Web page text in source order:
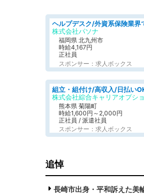
株式会社パソナ
福岡県 北九州市
時給4,167円
正社員
スポンサー：求人ボックス
株式会社綜合キャリアオプシ
熊本県 菊陽町
時給1,600円～2,000円
正社員 / 派遣社員
スポンサー：求人ボックス
追悼
長崎市出身・平和訴えた美